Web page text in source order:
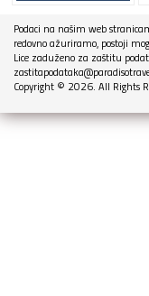
Podaci na našim web
redovno ažuriramo, postoji
Lice zaduženo za zaštitu
Copyright © 2026. All Rights